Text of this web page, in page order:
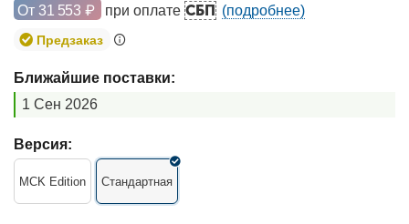
От 31 553 ₽ при оплатеСБП (подробнее)
Предзаказ
Ближайшие поставки:
1 Сен 2026
Версия:
MCK Edition Стандартная